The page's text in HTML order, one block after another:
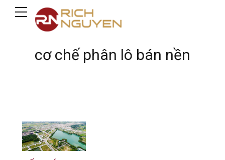
cơ chế phân lô bán nền